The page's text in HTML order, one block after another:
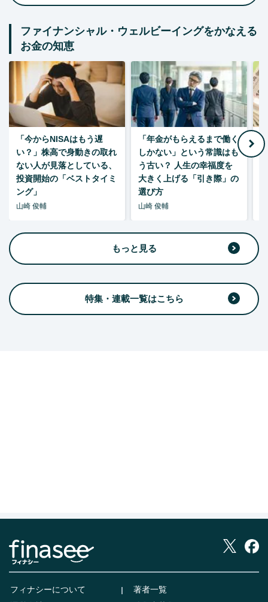
ファイナンシャル・ウェルビーイングをかなえる
お金の知恵
「今からNISAはもう遅
い？」株高で身動きの取れ
ない人が見落としている、
投資開始の「ベストタイミ
ング」
山崎 俊輔
「年金がもらえるまで働く
しかない」という常識はも
う古い？ 人生の幸福度を
大きく上げる「引き際」の
選び方
山崎 俊輔
もっと見る
特集・連載一覧はこちら
フィナシーについて
著者一覧